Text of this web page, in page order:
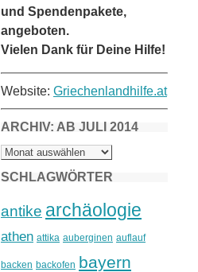
und Spendenpakete,
angeboten.
Vielen Dank für Deine Hilfe!
Website: Griechenlandhilfe.at
ARCHIV: AB JULI 2014
ARCHIV:
AB
2014
SCHLAGWÖRTER
antike archäologie
athen attika auberginen auflauf
backen backofen bayern